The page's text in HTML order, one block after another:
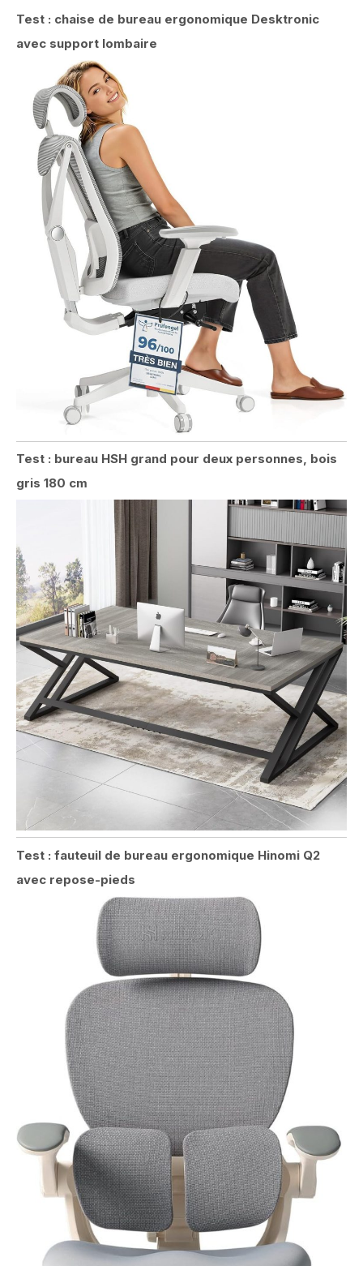
Test : chaise de bureau ergonomique Desktronic
avec support lombaire
Test : bureau HSH grand pour deux personnes, bois
gris 180 cm
Test : fauteuil de bureau ergonomique Hinomi Q2
avec repose-pieds